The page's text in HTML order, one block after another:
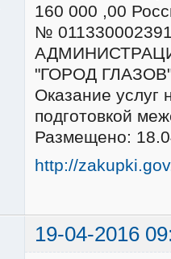
160 000 ,00
№
"ГОРОД
Оказание услуг
подготовкой
Размещено:
http://
19-04-2016